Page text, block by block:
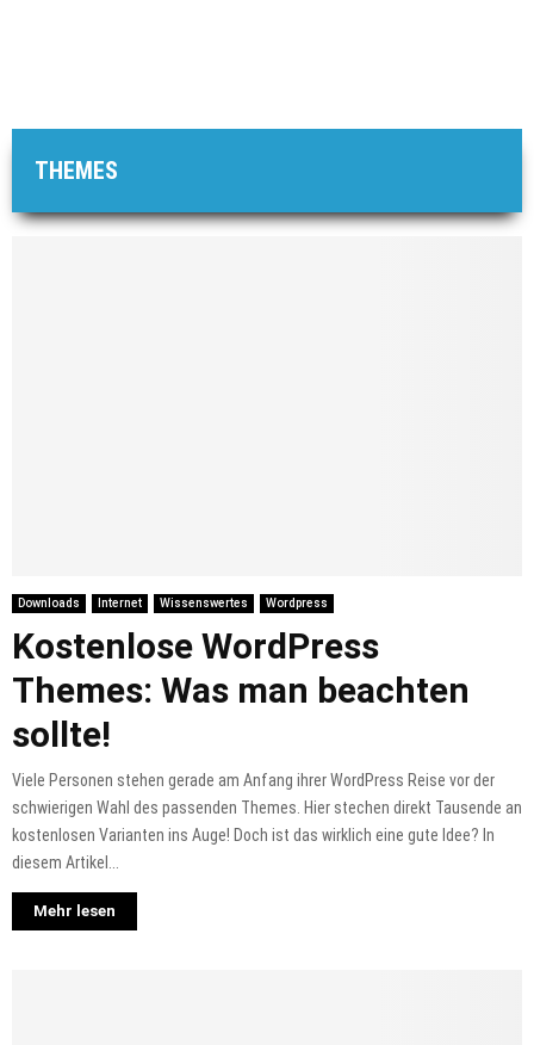
THEMES
Downloads Internet Wissenswertes Wordpress
Kostenlose WordPress
Themes: Was man beachten
sollte!
Viele Personen stehen gerade am Anfang ihrer WordPress Reise vor der
schwierigen Wahl des passenden Themes. Hier stechen direkt Tausende an
kostenlosen Varianten ins Auge! Doch ist das wirklich eine gute Idee? In
diesem Artikel...
Mehr lesen